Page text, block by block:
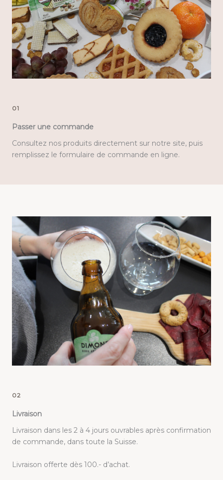
01
Passer une commande
Consultez nos produits directement sur notre site, puis
remplissez le formulaire de commande en ligne.
02
Livraison
Livraison dans les 2 à 4 jours ouvrables après confirmation
de commande, dans toute la Suisse.
Livraison offerte dès 100.- d’achat.